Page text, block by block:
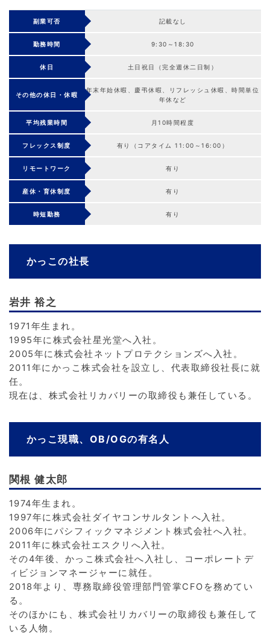
副業可否 記載なし
勤務時間 9:30～18:30
休日 土日祝日（完全週休二日制）
その他の休日・休暇
年末年始休暇、慶弔休暇、リフレッシュ休暇、時間単位
年休など
平均残業時間 月10時間程度
フレックス制度 有り（コアタイム 11:00～16:00）
リモートワーク 有り
産休・育休制度 有り
時短勤務 有り
かっこの社長
岩井 裕之
1971年生まれ。
1995年に株式会社星光堂へ入社。
2005年に株式会社ネットプロテクションズへ入社。
2011年にかっこ株式会社を設立し、代表取締役社長に就
任。
現在は、株式会社リカバリーの取締役も兼任している。
かっこ現職、OB/OGの有名人
関根 健太郎
1974年生まれ。
1997年に株式会社ダイヤコンサルタントへ入社。
2006年にパシフィックマネジメント株式会社へ入社。
2011年に株式会社エスクリへ入社。
その4年後、かっこ株式会社へ入社し、コーポレートデ
ィビジョンマネージャーに就任。
2018年より、専務取締役管理部門管掌CFOを務めてい
る。
そのほかにも、株式会社リカバリーの取締役も兼任して
いる人物。